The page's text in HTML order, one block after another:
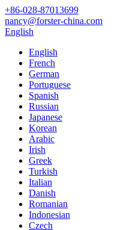
+86-028-87013699
nancy@forster-china.com
English
English
French
German
Portuguese
Spanish
Russian
Japanese
Korean
Arabic
Irish
Greek
Turkish
Italian
Danish
Romanian
Indonesian
Czech